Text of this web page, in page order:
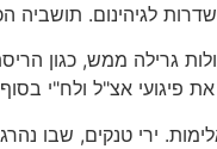
לגיהינום. תושביה
גרילה ממש, כגון
פיגועי אצ"ל ולח"י
ירי טנקים, שבו